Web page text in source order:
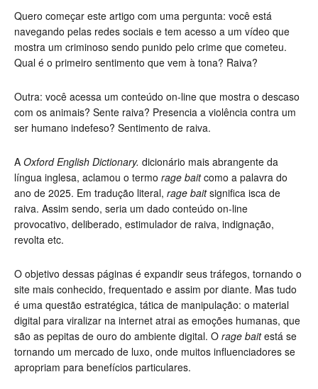
Quero começar este artigo com uma pergunta: você está
navegando pelas redes sociais e tem acesso a um vídeo que
mostra um criminoso sendo punido pelo crime que cometeu.
Qual é o primeiro sentimento que vem à tona? Raiva?
Outra: você acessa um conteúdo on-line que mostra o descaso
com os animais? Sente raiva? Presencia a violência contra um
ser humano indefeso? Sentimento de raiva.
A Oxford English Dictionary. dicionário mais abrangente da
língua inglesa, aclamou o termo rage baitcomo a palavra do
ano de 2025. Em tradução literal, rage baitsignifica isca de
raiva. Assim sendo, seria um dado conteúdo on-line
provocativo, deliberado, estimulador de raiva, indignação,
revolta etc.
O objetivo dessas páginas é expandir seus tráfegos, tornando o
site mais conhecido, frequentado e assim por diante. Mas tudo
é uma questão estratégica, tática de manipulação: o material
digital para viralizar na internet atrai as emoções humanas, que
são as pepitas de ouro do ambiente digital. O rage baitestá se
tornando um mercado de luxo, onde muitos influenciadores se
apropriam para benefícios particulares.